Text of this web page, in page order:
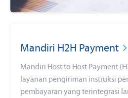
Mandiri H2H Payment
Mandiri Host to Host Payment
layanan pengiriman instruksi
pembayaran yang terintegrasi